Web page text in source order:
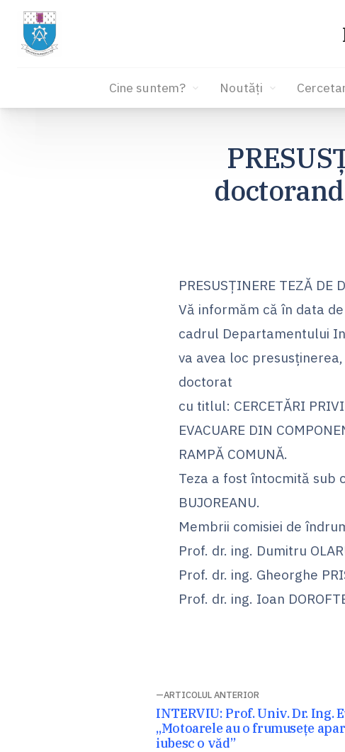
Cine suntem? Noutăți
PRESUSȚINERE TEZĂ
Vă informăm că în data
cadrul Departamentului
va avea loc
doctorat
cu titlul: CERCETĂRI
EVACUARE DIN
RAMPĂ COMUNĂ.
Teza a fost întocmită sub
BUJOREANU.
Membrii comisiei de
Prof. dr. ing. Dumitru
Prof. dr. ing. Gheorghe
Prof. dr. ing. Ioan
ARTICOLUL ANTERIOR
Articolul
anterior:
INTERVIU: Prof. Univ. Dr. Ing.
„Motoarele au o frumusețe
iubesc o văd”